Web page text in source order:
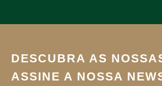
DESCUBRA AS
ASSINE A NOSSA